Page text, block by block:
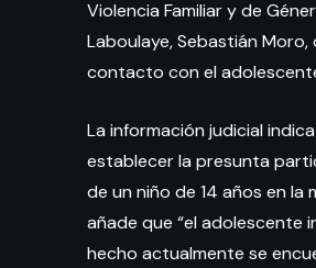
Violencia Familiar y de
Laboulaye, Sebastián
contacto con el
La información judicial
establecer la presunta
de un niño de 14 años en la
añade que “el adolescente
hecho actualmente se